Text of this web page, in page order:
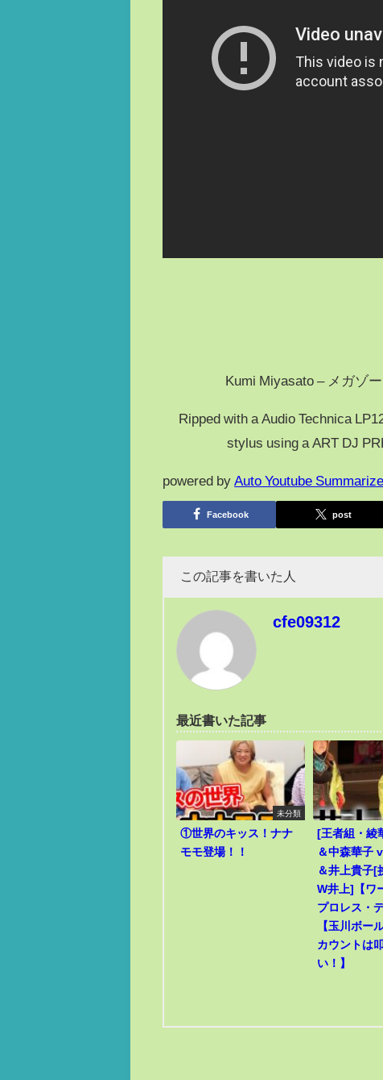
Kumi Miyasato – メガゾ
Ripped with a Audio Technica
stylus using a ART DJ
powered by Auto Youtube Summarize
Facebook post
この記事を書いた人
cfe09312
最近書いた記事
未分類
①世界のキッス！ナナ
モモ登場！！
[王者組・綾
＆中森華子
＆井上貴子[
W井上]【ワ
プロレス・
【玉川ボー
カウントは
い！】